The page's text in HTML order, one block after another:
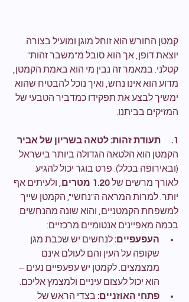
קמטן החורש הוא זוחל מוגן ומועיל בצורה
יוצאת דופן, אך הוא סובל מ"משבר זהות"
קטלני. במאמר זה נבין מי הוא באמת הקמטן,
מדוע הוא אינו נחש, ואיך נוכל להבטיח שהוא
ימשיך לבצע את תפקידו כמדביר הטבעי של
המזיקים בביתנו.
1.      תעודת זהות: לטאה בשריון של אביר
הקמטן הוא הלטאה הגדולה ביותר בישראל
(ובאירופה בכלל). פרט בוגר יכול להגיע
לאורך מרשים של 1.20 מטרים
, ולעיתים אף
יותר. למרות המראה ה"נחשי", הקמטן שייך
למשפחת הקמטניים, והוא שונה מהנחשים
בכמה מאפיינים אנטומיים מרכזיים:
העפעפיים: לנחשים יש שכבת מגן
שקופה על העין והם לעולם אינם
ממצמצים. לקמטן יש עפעפיים נעים –
הוא יכול לעצום עיניים ולמצמץ אליכם.
פתחי האוזניים: בצדי הראש של